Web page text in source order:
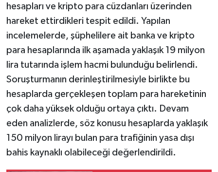
hesapları ve kripto para cüzdanları üzerinden
hareket ettirdikleri tespit edildi. Yapılan
incelemelerde, şüphelilere ait banka ve kripto
para hesaplarında ilk aşamada yaklaşık 19 milyon
lira tutarında işlem hacmi bulunduğu belirlendi.
Soruşturmanın derinleştirilmesiyle birlikte bu
hesaplarda gerçekleşen toplam para hareketinin
çok daha yüksek olduğu ortaya çıktı. Devam
eden analizlerde, söz konusu hesaplarda yaklaşık
150 milyon lirayı bulan para trafiğinin yasa dışı
bahis kaynaklı olabileceği değerlendirildi.